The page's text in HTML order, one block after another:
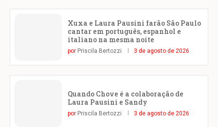
Xuxa e Laura Pausini farão São Paulo
cantar em português, espanhol e
italiano na mesma noite
por Priscila Bertozzi 3 de agosto de 2026
Quando Chove é a colaboração de
Laura Pausini e Sandy
por Priscila Bertozzi 3 de agosto de 2026